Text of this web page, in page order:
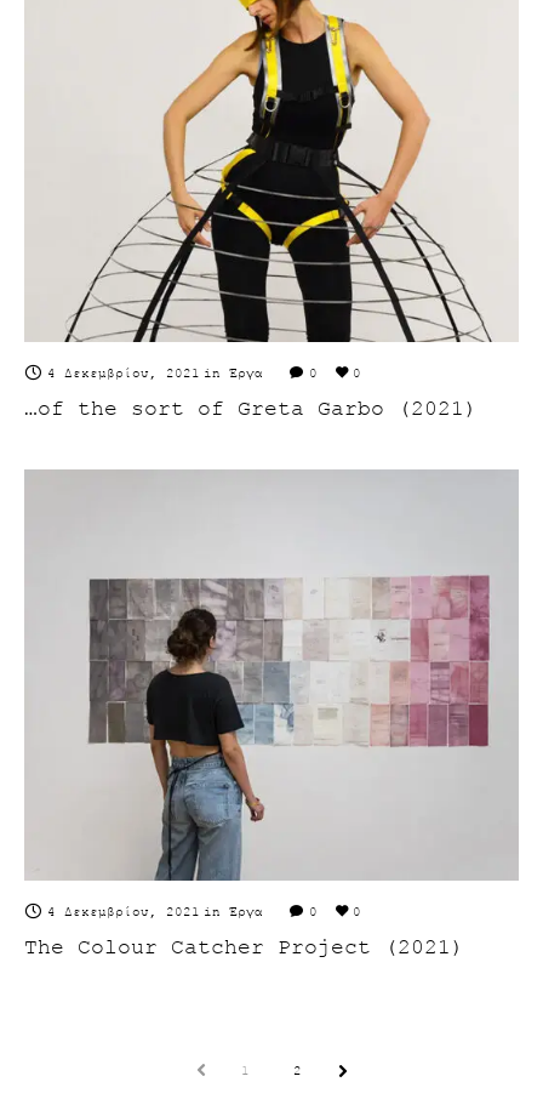
4 Δεκεμβρίου, 2021 in Έργα 0 0
…of the sort of Greta Garbo (2021)
4 Δεκεμβρίου, 2021 in Έργα 0 0
The Colour Catcher Project (2021)
1 2 Next